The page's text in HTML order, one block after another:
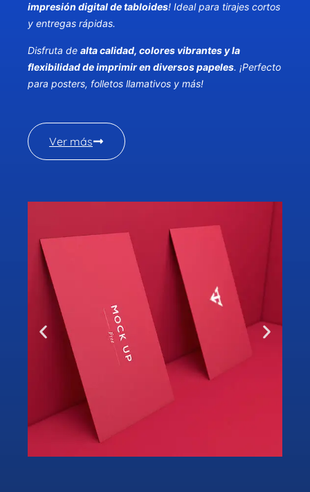
impresión digital de tabloides! Ideal para tirajes cortos
y entregas rápidas.
Disfruta de alta calidad, colores vibrantes y la
flexibilidad de imprimir en diversos papeles. ¡Perfecto
para posters, folletos llamativos y más!
Ver más